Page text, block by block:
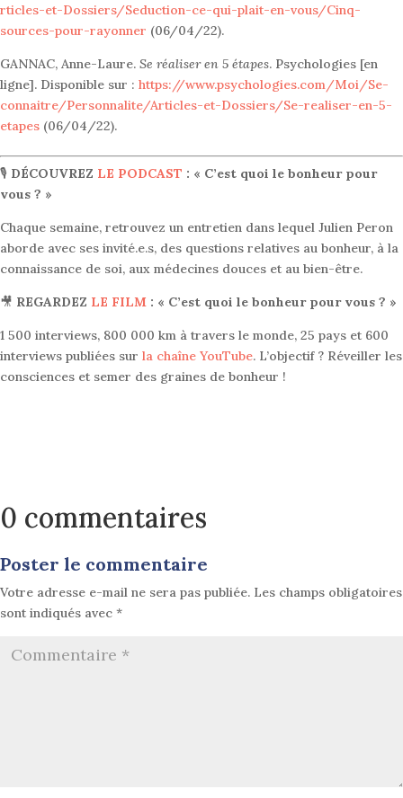
rticles-et-Dossiers/Seduction-ce-qui-plait-en-vous/Cinq-
sources-pour-rayonner (06/04/22).
GANNAC, Anne-Laure. Se réaliser en 5 étapes. Psychologies [en
ligne]. Disponible sur : https://www.psychologies.com/Moi/Se-
connaitre/Personnalite/Articles-et-Dossiers/Se-realiser-en-5-
etapes (06/04/22).
🎙 DÉCOUVREZ LE PODCAST : « C’est quoi le bonheur pour
vous ? »
Chaque semaine, retrouvez un entretien dans lequel Julien Peron
aborde avec ses invité.e.s, des questions relatives au bonheur, à la
connaissance de soi, aux médecines douces et au bien-être.
🎥 REGARDEZ LE FILM : « C’est quoi le bonheur pour vous ? »
1 500 interviews, 800 000 km à travers le monde, 25 pays et 600
interviews publiées sur la chaîne YouTube. L’objectif ? Réveiller les
consciences et semer des graines de bonheur !
0 commentaires
Poster le commentaire
Votre adresse e-mail ne sera pas publiée. Les champs obligatoires
sont indiqués avec *